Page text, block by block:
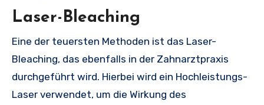
Laser-Bleaching
Eine der teuersten Methoden ist das Laser-
Bleaching, das ebenfalls in der Zahnarztpraxis
durchgeführt wird. Hierbei wird ein Hochleistungs-
Laser verwendet, um die Wirkung des